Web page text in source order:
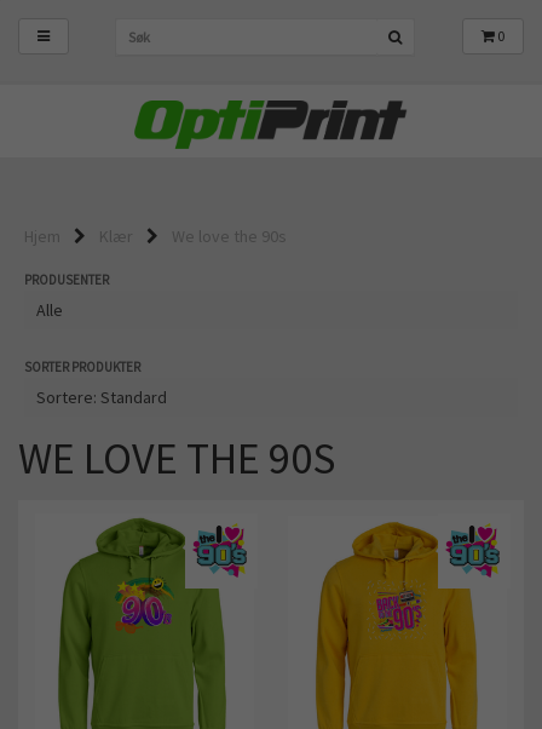
0
Hjem Klær We love the 90s
PRODUSENTER
SORTER PRODUKTER
WE LOVE THE 90S